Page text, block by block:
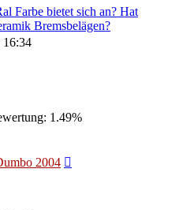
Farbe bietet sich an? Hat
Bremsbelägen?
16:34
1.49%
2004